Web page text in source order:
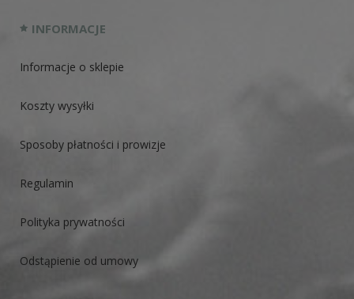
INFORMACJE
Informacje o sklepie
Koszty wysyłki
Sposoby płatności i prowizje
Regulamin
Polityka prywatności
Odstąpienie od umowy